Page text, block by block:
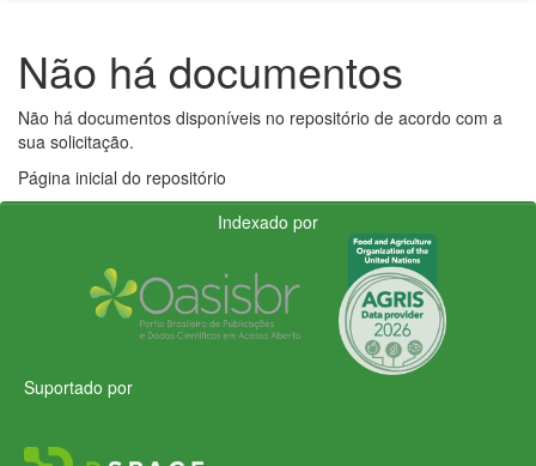
Não há documentos
Não há documentos disponíveis no repositório de acordo com a
sua solicitação.
Página inicial do repositório
Indexado por
Suportado por